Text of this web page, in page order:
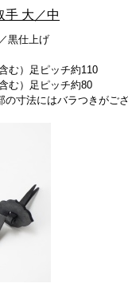
手 大／中
黒仕上げ
む）足ピッチ約110
む）足ピッチ約80
寸法にはバラつきがござ